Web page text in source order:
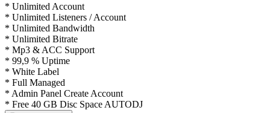
* Unlimited Account
* Unlimited Listeners / Account
* Unlimited Bandwidth
* Unlimited Bitrate
* Mp3 & ACC Support
* 99,9 % Uptime
* White Label
* Full Managed
* Admin Panel Create Account
* Free 40 GB Disc Space AUTODJ